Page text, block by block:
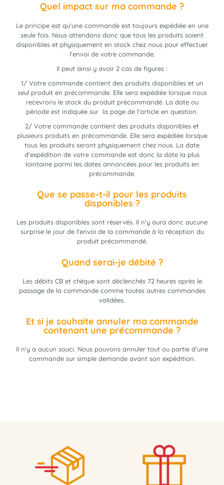
Quel impact sur ma commande ?
Le principe est qu'une commande est toujours expédiée en une
seule fois. Nous attendons donc que tous les produits soient
disponibles et physiquement en stock chez nous pour effectuer
l'envoi de votre commande.
Il peut ainsi y avoir 2 cas de figures :
1/ Votre commande contient des produits disponibles et un
seul produit en précommande. Elle sera expédiée lorsque nous
recevrons le stock du produit précommandé. La date ou
période est indiquée sur la page de l'article en question.
2/ Votre commande contient des produits disponibles et
plusieurs produits en précommande. Elle sera expédiée lorsque
tous les produits seront physiquement chez nous. La date
d'expédition de votre commande est donc la date la plus
lointaine parmi les dates annoncées pour les produits en
précommande.
Que se passe-t-il pour les produits
disponibles ?
Les produits disponibles sont réservés. Il n'y aura donc aucune
surprise le jour de l'envoi de la commande à la réception du
produit précommandé.
Quand serai-je débité ?
Les débits CB et chèque sont déclenchés 72 heures après le
passage de la commande comme toutes autres commandes
validées.
Et si je souhaite annuler ma commande
contenant une précommande ?
Il n'y a aucun souci. Nous pouvons annuler tout ou partie d'une
commande sur simple demande avant son expédition.